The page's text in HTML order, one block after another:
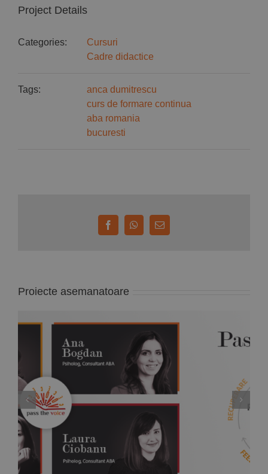
Project Details
Categories:
Cursuri
Cadre didactice
Tags:
anca dumitrescu
curs de formare continua
aba romania
bucuresti
FacebookWhatsApp
E-
Proiecte asemanatoare
Pass the Voice – Training online gratuit pentru
parinti 9, 10 Aprilie